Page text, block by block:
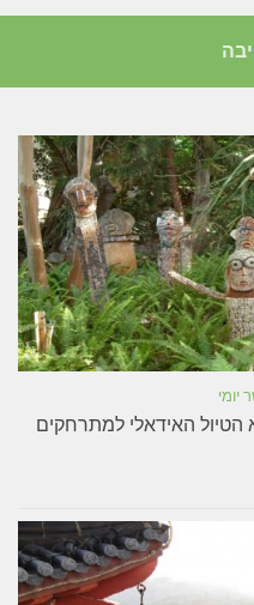
יומי
הטיול האידאלי למתרחקים